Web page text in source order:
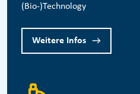
(Bio-)Technology
Weitere Infos